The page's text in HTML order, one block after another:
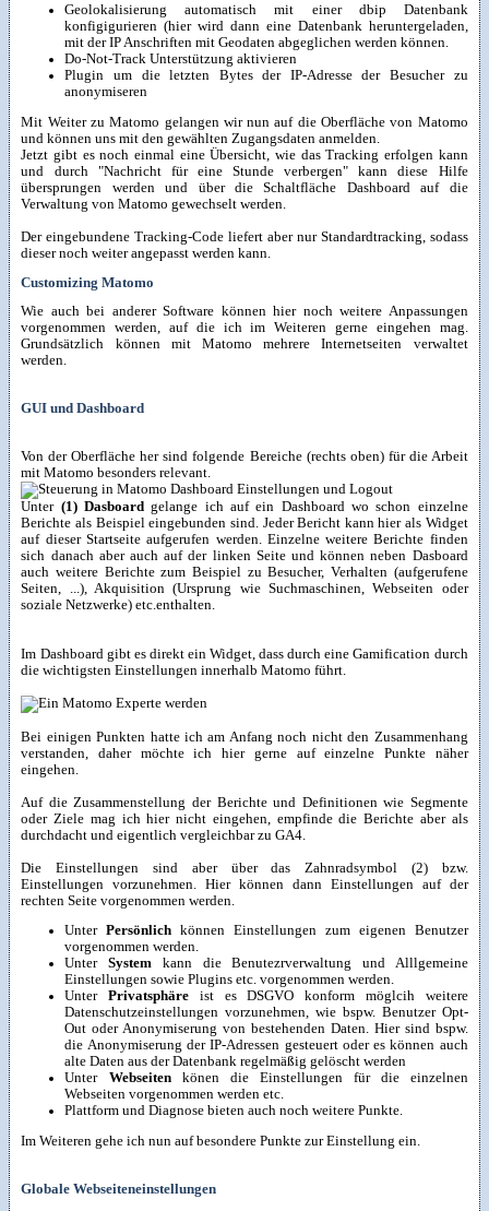
Geolokalisierung automatisch mit einer dbip Datenbank
konfigigurieren (hier wird dann eine Datenbank heruntergeladen,
mit der IP Anschriften mit Geodaten abgeglichen werden können.
Do-Not-Track Unterstützung aktivieren
Plugin um die letzten Bytes der IP-Adresse der Besucher zu
anonymiseren
Mit Weiter zu Matomo gelangen wir nun auf die Oberfläche von Matomo
und können uns mit den gewählten Zugangsdaten anmelden.
Jetzt gibt es noch einmal eine Übersicht, wie das Tracking erfolgen kann
und durch "Nachricht für eine Stunde verbergen" kann diese Hilfe
übersprungen werden und über die Schaltfläche Dashboard auf die
Verwaltung von Matomo gewechselt werden.
Der eingebundene Tracking-Code liefert aber nur Standardtracking, sodass
dieser noch weiter angepasst werden kann.
Customizing Matomo
Wie auch bei anderer Software können hier noch weitere Anpassungen
vorgenommen werden, auf die ich im Weiteren gerne eingehen mag.
Grundsätzlich können mit Matomo mehrere Internetseiten verwaltet
werden.
GUI und Dashboard
Von der Oberfläche her sind folgende Bereiche (rechts oben) für die Arbeit
mit Matomo besonders relevant.
Unter (1) Dasboard gelange ich auf ein Dashboard wo schon einzelne
Berichte als Beispiel eingebunden sind. Jeder Bericht kann hier als Widget
auf dieser Startseite aufgerufen werden. Einzelne weitere Berichte finden
sich danach aber auch auf der linken Seite und können neben Dasboard
auch weitere Berichte zum Beispiel zu Besucher, Verhalten (aufgerufene
Seiten, ...), Akquisition (Ursprung wie Suchmaschinen, Webseiten oder
soziale Netzwerke) etc.enthalten.
Im Dashboard gibt es direkt ein Widget, dass durch eine Gamification durch
die wichtigsten Einstellungen innerhalb Matomo führt.
Bei einigen Punkten hatte ich am Anfang noch nicht den Zusammenhang
verstanden, daher möchte ich hier gerne auf einzelne Punkte näher
eingehen.
Auf die Zusammenstellung der Berichte und Definitionen wie Segmente
oder Ziele mag ich hier nicht eingehen, empfinde die Berichte aber als
durchdacht und eigentlich vergleichbar zu GA4.
Die Einstellungen sind aber über das Zahnradsymbol (2) bzw.
Einstellungen vorzunehmen. Hier können dann Einstellungen auf der
rechten Seite vorgenommen werden.
UnterPersönlichkönnen Einstellungen zum eigenen Benutzer
vorgenommen werden.
UnterSystem kann die Benutezrverwaltung und Alllgemeine
Einstellungen sowie Plugins etc. vorgenommen werden.
UnterPrivatsphäre ist es DSGVO konform möglcih weitere
Datenschutzeinstellungen vorzunehmen, wie bspw. Benutzer Opt-
Out oder Anonymiserung von bestehenden Daten. Hier sind bspw.
die Anonymiserung der IP-Adressen gesteuert oder es können auch
alte Daten aus der Datenbank regelmäßig gelöscht werden
Unter Webseiten könen die Einstellungen für die einzelnen
Webseiten vorgenommen werden etc.
Plattform und Diagnose bieten auch noch weitere Punkte.
Im Weiteren gehe ich nun auf besondere Punkte zur Einstellung ein.
Globale Webseiteneinstellungen